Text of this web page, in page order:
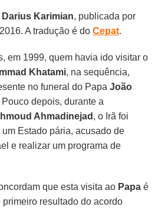
Darius Karimian, publicada por
A tradução é doCepat.
em 1999, quem havia ido visitar o
Khatami, na sequência,
no funeral do PapaJoão
Pouco depois, durante a
Ahmadinejad , o Irã foi
Estado pária, acusado de
e realizar um programa de
que esta visita ao Papa é
primeiro resultado do acordo